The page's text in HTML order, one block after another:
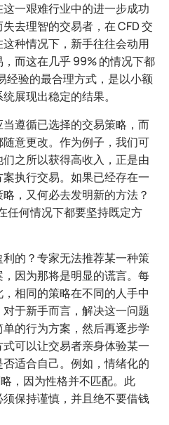
一艰难行业中的进一步成功
去理智的交易者，在 CFD 交
种情况下，新手往往会动用
而这在几乎 99% 的情况下都
经验的最合理方式，是以小额
展现出稳定的结果。
遵循已选择的交易策略，而
意更改。作为例子，我们可
之所以获得高收入，正是由
执行交易。如果已经存在一
，又何必去发明新的方法？
任何情况下都要坚持既定方
的？专家无法推荐某一种策
因为那将是明显的谎言。每
相同的策略在不同的人手中
于新手而言，解决这一问题
的行为方案，然后再逐步学
可以让交易者亲身体验某一
适合自己。例如，情绪化的
，因为性格并不匹配。此
保持谨慎，并且绝不要借钱